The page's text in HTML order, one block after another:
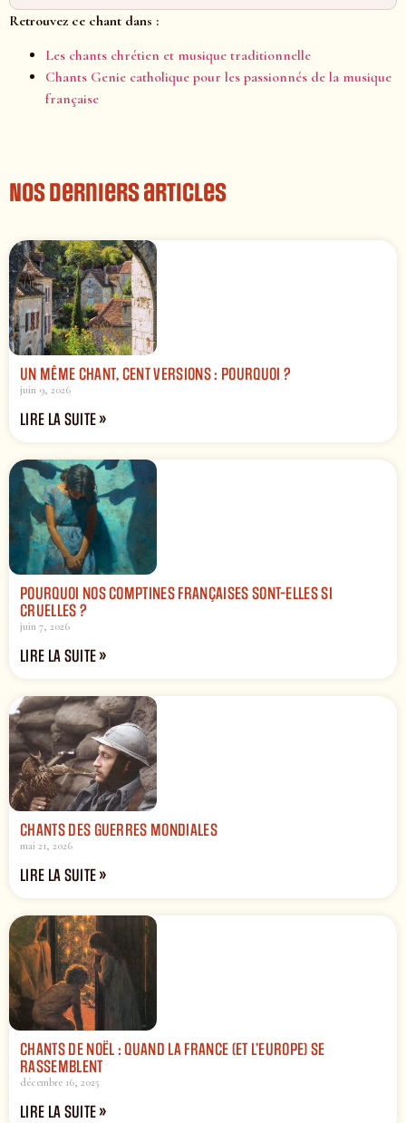
Retrouvez ce chant dans :
Les chants chrétien et musique traditionnelle
Chants Genie catholique pour les passionnés de la musique
française
Nos derniers articles
UN MÊME CHANT, CENT VERSIONS : POURQUOI ?
juin 9, 2026
LIRE LA SUITE »
POURQUOI NOS COMPTINES FRANÇAISES SONT-ELLES SI
CRUELLES ?
juin 7, 2026
LIRE LA SUITE »
CHANTS DES GUERRES MONDIALES
mai 21, 2026
LIRE LA SUITE »
CHANTS DE NOËL : QUAND LA FRANCE (ET L’EUROPE) SE
RASSEMBLENT
décembre 16, 2025
LIRE LA SUITE »